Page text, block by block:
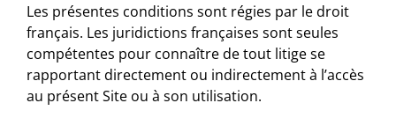
Les présentes conditions sont régies par le droit
français. Les juridictions françaises sont seules
compétentes pour connaître de tout litige se
rapportant directement ou indirectement à l’accès
au présent Site ou à son utilisation.